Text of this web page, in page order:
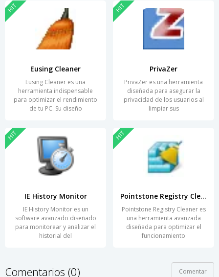
Eusing Cleaner
Eusing Cleaner es una
herramienta indispensable
para optimizar el rendimiento
de tu PC. Su diseño
HIT
PrivaZer
PrivaZer es una herramienta
diseñada para asegurar la
privacidad de los usuarios al
limpiar sus
HIT
IE History Monitor
IE History Monitor es un
software avanzado diseñado
para monitorear y analizar el
historial del
HIT
Pointstone Registry Cleaner
Pointstone Registry Cleaner es
una herramienta avanzada
diseñada para optimizar el
funcionamiento
HIT
Comentarios (0) Comentar